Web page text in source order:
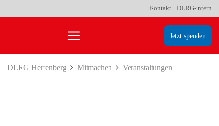
Kontakt DLRG-intern
Jetzt spenden
DLRG Herrenberg Mitmachen Veranstaltungen